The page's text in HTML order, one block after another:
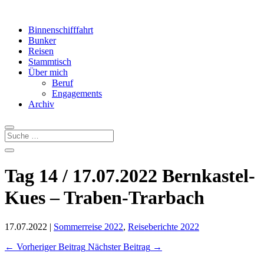
Binnenschifffahrt
Bunker
Reisen
Stammtisch
Über mich
Beruf
Engagements
Archiv
Tag 14 / 17.07.2022 Bernkastel-
Kues – Traben-Trarbach
17.07.2022 | Sommerreise 2022, Reiseberichte 2022
← Vorheriger Beitrag Nächster Beitrag →